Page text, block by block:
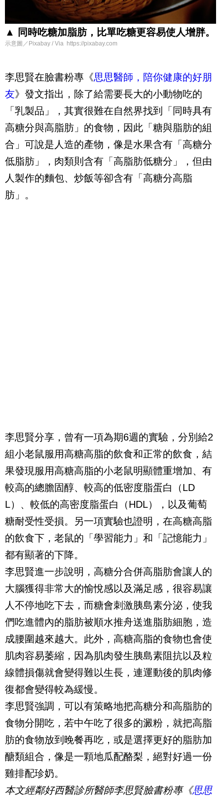
▲ 同時吃糖加脂肪，比單吃糖更容易使人增胖。
示意圖／Pixabay / Via https://pixabay.com
李思賢在臉書粉專《思思醫師，陪你健康的好朋
友》發文指出，除了給需要長大的小動物吃的
「乳製品」，其實很難在自然界找到「同時具有
高糖分與高脂肪」的食物，因此「糖與脂肪的組
合」可說是人造的產物，像是水果含有「高糖分
低脂肪」，肉類則含有「高脂肪低糖分」，但由
人製作的麵包、炒飯等卻含有「高糖分高脂
肪」。
李思賢分享，曾有一項為期6週的實驗，分別給2
組小老鼠服用高糖高脂的飲食和正常的飲食，結
果發現服用高糖高脂的小老鼠明顯體重增加、有
較高的總膽固醇、較高的低密度脂蛋白（LD
L）、較低的高密度脂蛋白（HDL），以及葡萄
糖耐受性受損。另一項實驗也證明，在高糖高脂
的飲食下，老鼠的「學習能力」和「記憶能力」
都有顯著的下降。
李思賢進一步說明，高糖分合併高脂肪會讓人的
大腦獲得非常大的愉悅感以及滿足感，很容易讓
人不停地吃下去，而糖會刺激胰島素分泌，使我
們吃進體內的脂肪被順水推舟送進脂肪細胞，造
成腰圍越來越大。此外，高糖高脂的食物也會使
肌肉容易萎縮，因為肌肉發生胰島素阻抗以及粒
線體損傷就會變得難以生長，連運動後的肌肉修
復都會變得較為緩慢。
李思賢強調，可以有策略地把高糖分和高脂肪的
食物分開吃，若中午吃了很多的澱粉，就把高脂
肪的食物放到晚餐再吃，或是選擇更好的脂肪加
醣類組合，像是一顆地瓜配酪梨，絕對好過一份
雞排配珍奶。
本文經鄰好西醫診所醫師李思賢臉書粉專《思思